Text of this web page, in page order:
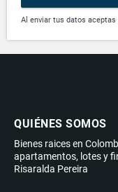
Al enviar tus datos aceptas
QUIÉNES SOMOS
Bienes raices en
apartamentos, lotes y
Risaralda Pereira